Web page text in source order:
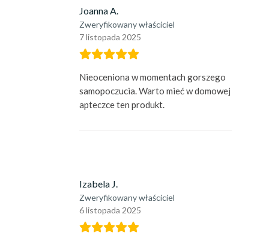
Joanna A.
Zweryfikowany właściciel
7 listopada 2025
Nieoceniona w momentach gorszego
samopoczucia. Warto mieć w domowej
apteczce ten produkt.
Izabela J.
Zweryfikowany właściciel
6 listopada 2025